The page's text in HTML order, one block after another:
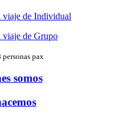
viaje de Individual
viaje de Grupo
personas pax
somos